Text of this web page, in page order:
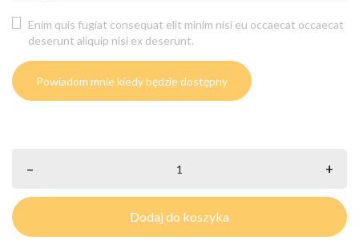
Enim quis fugiat consequat elit minim nisi eu occaecat occaecat
deserunt aliquip nisi ex deserunt.
Powiadom mnie kiedy będzie dostępny
– +
Dodaj do koszyka